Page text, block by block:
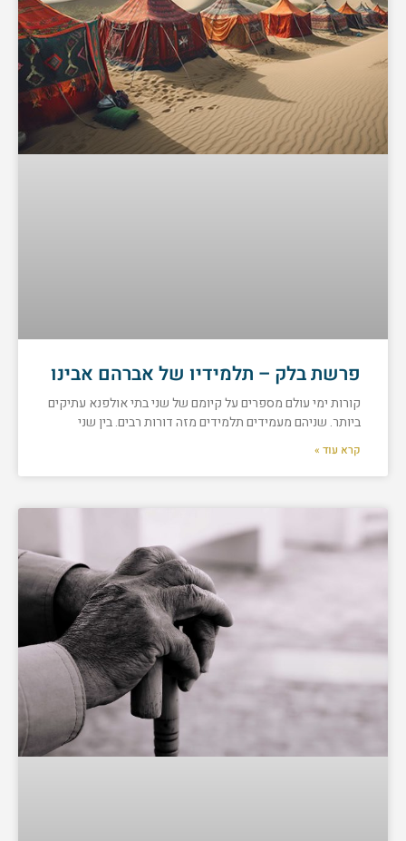
פרשת בלק – תלמידיו של אברהם אבינו
קורות ימי עולם מספרים על קיומם של שני בתי אולפנא עתיקים
ביותר. שניהם מעמידים תלמידים מזה דורות רבים. בין שני
קרא עוד »